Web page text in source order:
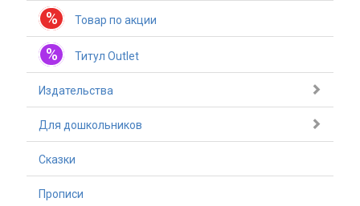
% Товар по акции
% Титул Outlet
Издательства
Для дошкольников
Сказки
Прописи